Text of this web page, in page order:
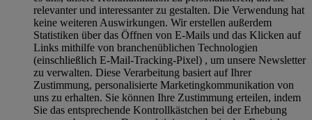
relevanter und interessanter zu gestalten. Die Verwendung hat
keine weiteren Auswirkungen. Wir erstellen außerdem
Statistiken über das Öffnen von E-Mails und das Klicken auf
Links mithilfe von branchenüblichen Technologien
(einschließlich E-Mail-Tracking-Pixel) , um unsere Newsletter
zu verwalten. Diese Verarbeitung basiert auf Ihrer
Zustimmung, personalisierte Marketingkommunikation von
uns zu erhalten. Sie können Ihre Zustimmung erteilen, indem
Sie das entsprechende Kontrollkästchen bei der Erhebung